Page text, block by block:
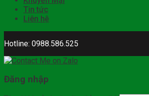
Tin tức
Liên hệ
Hotline: 0988.586.525
Đăng nhập